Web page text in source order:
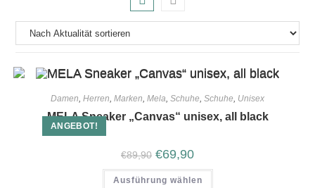
ANGEBOT!
Damen, Herren, Marken, Mela, Schuhe, Schuhe, Unisex
MELA Sneaker „Canvas“ unisex, all black
€89,90 €69,90
Ausführung wählen